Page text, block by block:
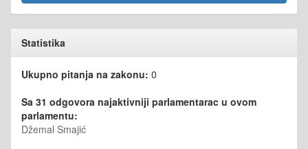
Statistika
Ukupno pitanja na zakonu: 0
Sa 31 odgovora najaktivniji parlamentarac u ovom
parlamentu:
Džemal Smajić